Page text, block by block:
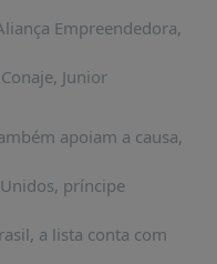
Empreendedora,
Junior
apoiam a causa,
príncipe
a lista conta com